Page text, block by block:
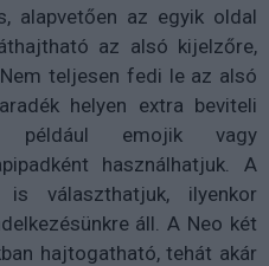
alapvetően az egyik oldal
az alsó kijelzőre,
teljesen fedi le az alsó
helyen extra beviteli
például emojik vagy
használhatjuk. A
választhatjuk, ilyenkor
áll. A Neo két
hajtogatható, tehát akár